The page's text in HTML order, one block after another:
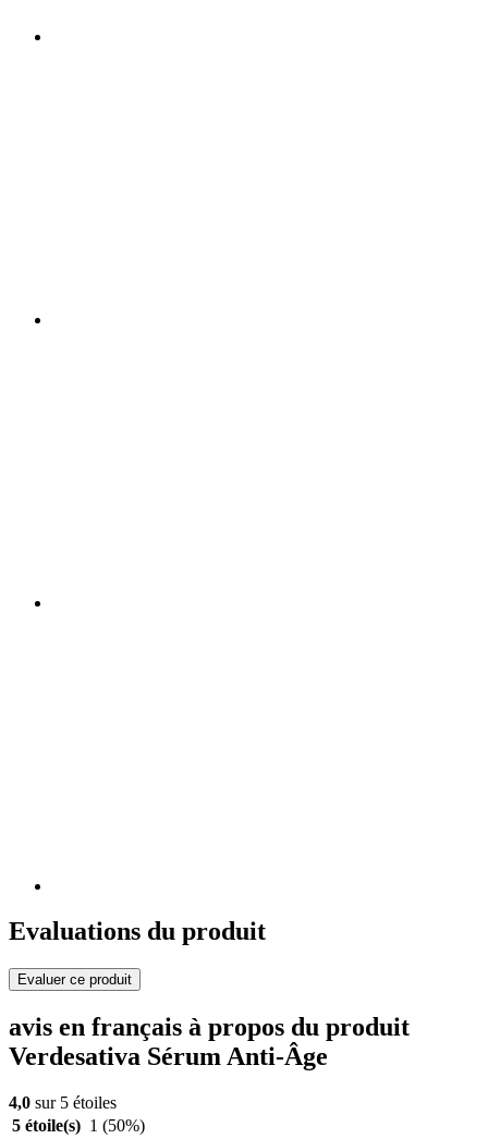
Evaluations du produit
Evaluer ce produit
avis en français à propos du produit
Verdesativa Sérum Anti-Âge
4,0 sur 5 étoiles
5 étoile(s) 1 (50%)